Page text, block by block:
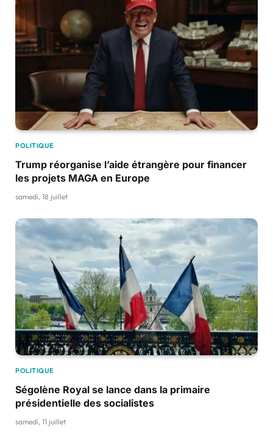
POLITIQUE
Trump réorganise l’aide étrangère pour financer
les projets MAGA en Europe
samedi, 18 juillet
POLITIQUE
Ségolène Royal se lance dans la primaire
présidentielle des socialistes
samedi, 11 juillet